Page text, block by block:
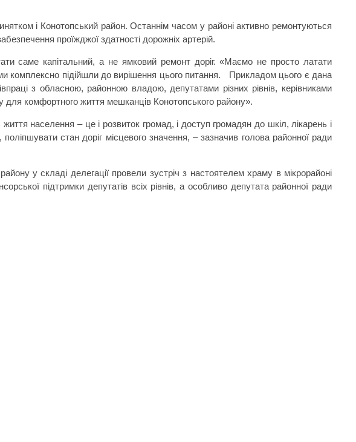
і Конотопський район. Останнім часом у районі активно ремонтуються
проїжджої здатності дорожніх артерій.
саме капітальний, а не ямковий ремонт доріг. «Маємо не просто латати
комплексно підійшли до вирішення цього питання.
Прикладом цього є дана
з обласною, районною владою, депутатами різних рівнів, керівниками
для комфортного життя мешканців Конотопського району».
населення – це і розвиток громад, і доступ громадян до шкіл, лікарень і
стан доріг місцевого значення, – зазначив голова районної ради
у складі делегації провели зустріч з настоятелем храму в мікрорайоні
підтримки депутатів всіх рівнів, а особливо депутата районної ради